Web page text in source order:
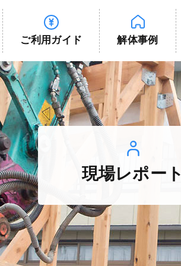
ご利用ガイド 解体事例
現場レポート